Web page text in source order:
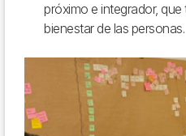
próximo e integrador,
bienestar de las personas.